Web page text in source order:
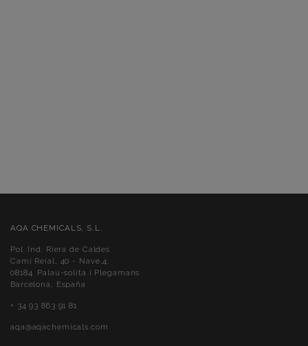
AQA CHEMICALS, S.L.
Pol. Ind. Riera de Caldes
Camí Reial, 40 - Nave,4.
08184. Palau-solità i Plegamans
Barcelona, España
+ 34 93 863 91 81
aqa@aqachemicals.com